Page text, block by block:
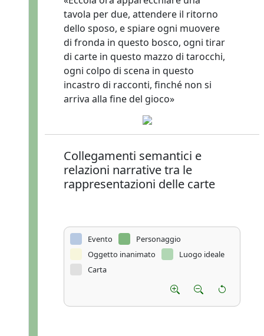
tavola per due, attendere il ritorno
dello sposo, e spiare ogni muovere
di fronda in questo bosco, ogni tirar
di carte in questo mazzo di tarocchi,
ogni colpo di scena in questo
incastro di racconti, finché non si
arriva alla fine del gioco»
Collegamenti semantici e
relazioni narrative tra le
rappresentazioni delle carte
Evento
Personaggio
Oggetto inanimato
Luogo ideale
Carta